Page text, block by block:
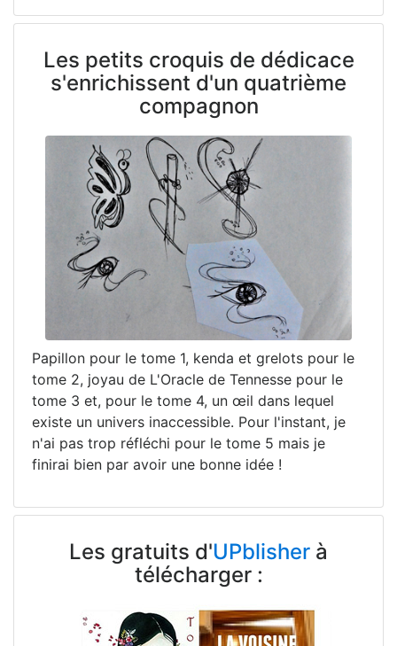
Les petits croquis de dédicace
s'enrichissent d'un quatrième
compagnon
Papillon pour le tome 1, kenda et grelots pour le
tome 2, joyau de L'Oracle de Tennesse pour le
tome 3 et, pour le tome 4, un œil dans lequel
existe un univers inaccessible. Pour l'instant, je
n'ai pas trop réfléchi pour le tome 5 mais je
finirai bien par avoir une bonne idée !
Les gratuits d'UPblisher à
télécharger :